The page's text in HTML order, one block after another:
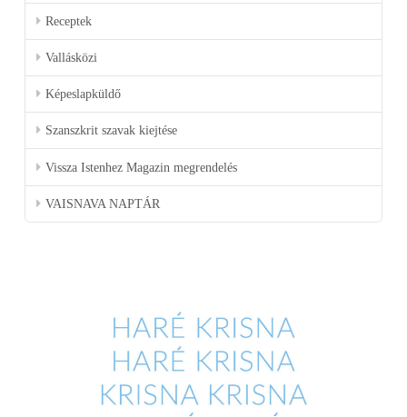
Receptek
Vallásközi
Képeslapküldő
Szanszkrit szavak kiejtése
Vissza Istenhez Magazin megrendelés
VAISNAVA NAPTÁR